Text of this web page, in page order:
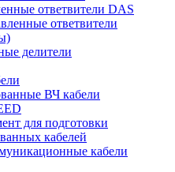
ответвители DAS
ответвители
делители
ВЧ кабели
для подготовки
кабелей
кабели